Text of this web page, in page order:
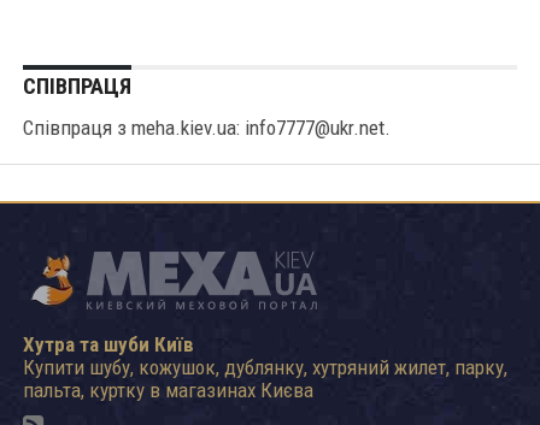
СПІВПРАЦЯ
Співпраця з meha.kiev.ua: info7777@ukr.net.
Хутра та шуби Київ
Купити шубу, кожушок, дублянку, хутряний жилет, парку,
пальта, куртку в магазинах Києва